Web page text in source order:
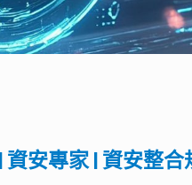
安專家 | 資安整合